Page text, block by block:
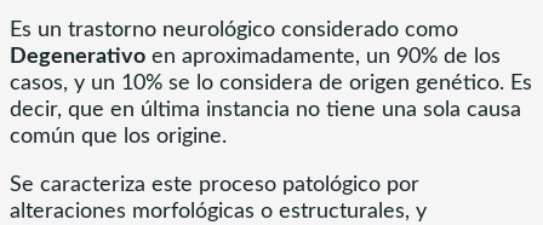
Es un trastorno neurológico considerado como
Degenerativo en aproximadamente, un 90% de los
casos, y un 10% se lo considera de origen genético. Es
decir, que en última instancia no tiene una sola causa
común que los origine.
Se caracteriza este proceso patológico por
alteraciones morfológicas o estructurales, y